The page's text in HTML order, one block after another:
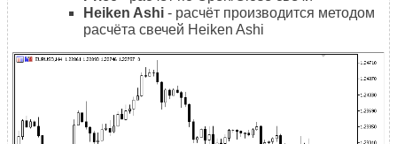
Heiken Ashi - расчёт производится методом
расчёта свечей Heiken Ashi